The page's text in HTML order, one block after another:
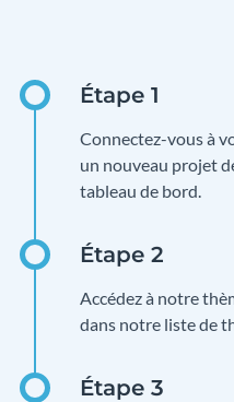
Connectez-vous à
un nouveau projet
tableau de bord.
Accédez à notre
dans notre liste de